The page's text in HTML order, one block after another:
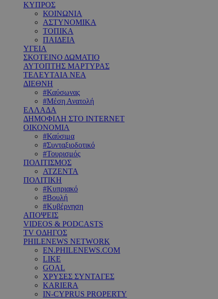
ΚΥΠΡΟΣ
ΚΟΙΝΩΝΙΑ
ΑΣΤΥΝΟΜΙΚΑ
ΤΟΠΙΚΑ
ΠΑΙΔΕΙΑ
ΥΓΕΙΑ
ΣΚΟΤΕΙΝΟ ΔΩΜΑΤΙΟ
ΑΥΤΟΠΤΗΣ ΜΑΡΤΥΡΑΣ
ΤΕΛΕΥΤΑΙΑ ΝΕΑ
ΔΙΕΘΝΗ
#Καύσωνας
#Μέση Ανατολή
ΕΛΛΑΔΑ
ΔΗΜΟΦΙΛΗ ΣΤΟ INTERNET
ΟΙΚΟΝΟΜΙΑ
#Καύσιμα
#Συνταξιοδοτικό
#Τουρισμός
ΠΟΛΙΤΙΣΜΟΣ
ΑΤΖΕΝΤΑ
ΠΟΛΙΤΙΚΗ
#Κυπριακό
#Βουλή
#Κυβέρνηση
ΑΠΟΨΕΙΣ
VIDEOS & PODCASTS
TV ΟΔΗΓΟΣ
PHILENEWS NETWORK
EN.PHILENEWS.COM
LIKE
GOAL
ΧΡΥΣΕΣ ΣΥΝΤΑΓΕΣ
KARIERA
IN-CYPRUS PROPERTY